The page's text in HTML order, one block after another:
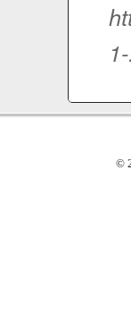
©